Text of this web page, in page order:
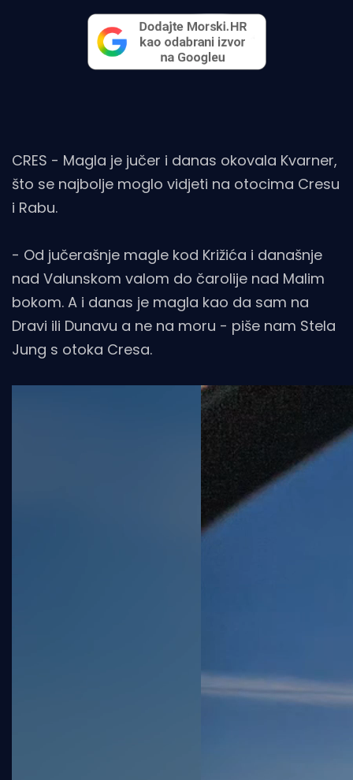
CRES - Magla je jučer i danas okovala Kvarner,
što se najbolje moglo vidjeti na otocima Cresu
i Rabu.
- Od jučerašnje magle kod Križića i današnje
nad Valunskom valom do čarolije nad Malim
bokom. A i danas je magla kao da sam na
Dravi ili Dunavu a ne na moru - piše nam Stela
Jung s otoka Cresa.